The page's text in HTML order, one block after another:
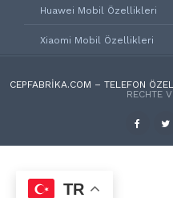
Huawei Mobil Özellikleri
Xiaomi Mobil Özellikleri
CEPFABRIKA.COM – TELEFON
RECHTE
TR